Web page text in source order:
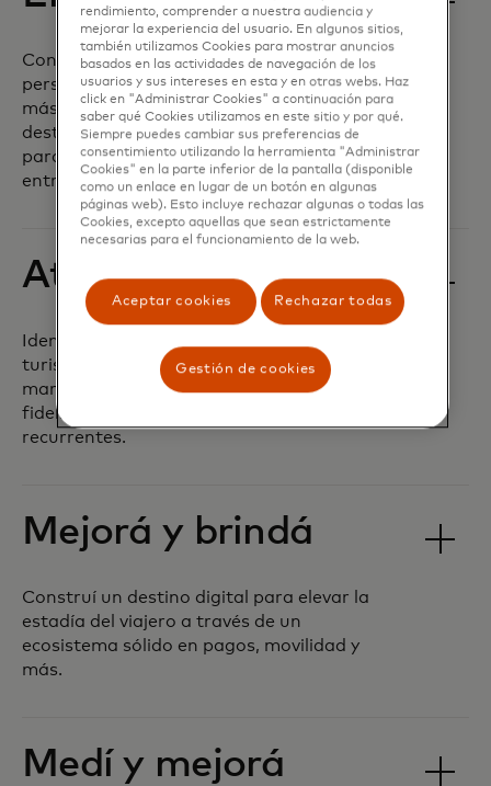
Con investigación patentada, datos y
perspectivas, obtené una comprensión
más profunda de los flujos turísticos de tu
destino y las preferencias de los viajeros
para dirigirte mejor a los mercados
entrantes.
Atraé y escalá
Identificá, segmentá, inspirá y atraé a
turistas objetivo con campañas de
marketing integrales y programas de
fidelización que fomenten las visitas
recurrentes.
Mejorá y brindá
Construí un destino digital para elevar la
estadía del viajero a través de un
ecosistema sólido en pagos, movilidad y
más.
Medí y mejorá
rendimiento, comprender a nuestra audiencia y
mejorar la experiencia del usuario. En algunos sitios,
también utilizamos Cookies para mostrar anuncios
basados ​​en las actividades de navegación de los
usuarios y sus intereses en esta y en otras webs. Haz
click en "Administrar Cookies" a continuación para
saber qué Cookies utilizamos en este sitio y por qué.
Siempre puedes cambiar sus preferencias de
consentimiento utilizando la herramienta "Administrar
Cookies" en la parte inferior de la pantalla (disponible
como un enlace en lugar de un botón en algunas
páginas web). Esto incluye rechazar algunas o todas las
Cookies, excepto aquellas que sean estrictamente
necesarias para el funcionamiento de la web.
Aceptar cookies Rechazar todas
Gestión de cookies